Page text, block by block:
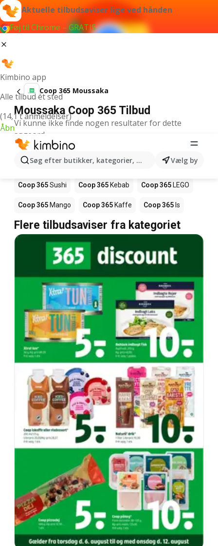
Aktuelle tilbudsaviser lige ved hånden
Føj til Chrome – GRATIS
Kimbino app
Alle tilbud ét sted
(14,1 t anmeldelser)
Åbn
Søg efter butikker, kategorier, produkter...Vælg by
Coop 365 Moussaka
Moussaka Coop 365 Tilbud
Vi kunne ikke finde nogen resultater for dette
søgeord.
Andre produkter i butikker Coop 365
Coop 365Pizza Coop 365Magasin
Coop 365Sushi Coop 365 Kebab Coop 365 LEGO
Coop 365 Mango Coop 365 Kaffe Coop 365 Is
Flere tilbudsaviser fra kategoriet